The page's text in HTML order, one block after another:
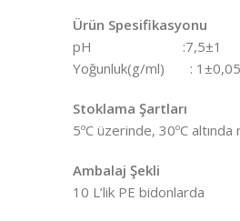
Ürün Spesifikasyonu
pH :7,5±1
Yoğunluk(g/ml) : 1±0,05
Stoklama Şartları
5ºC üzerinde, 30ºC
Ambalaj Şekli
10 L’lik PE bidonlarda